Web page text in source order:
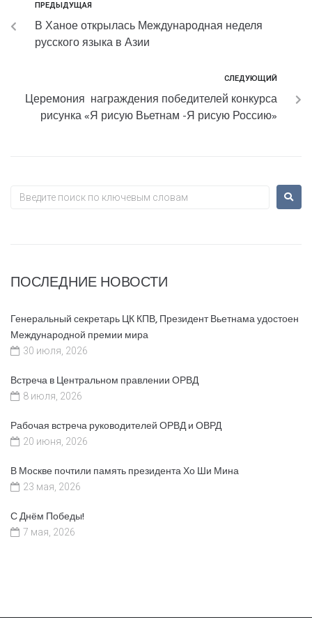
ПРЕДЫДУЩАЯ
В Ханое открылась Международная неделя
русского языка в Азии
СЛЕДУЮЩИЙ
Церемония награждения победителей конкурса
рисунка «Я рисую Вьетнам -Я рисую Россию»
ПОСЛЕДНИЕ НОВОСТИ
Генеральный секретарь ЦК КПВ, Президент Вьетнама удостоен
Международной премии мира
30 июля, 2026
Встреча в Центральном правлении ОРВД
8 июля, 2026
Рабочая встреча руководителей ОРВД и ОВРД
20 июня, 2026
В Москве почтили память президента Хо Ши Мина
23 мая, 2026
С Днём Победы!
7 мая, 2026